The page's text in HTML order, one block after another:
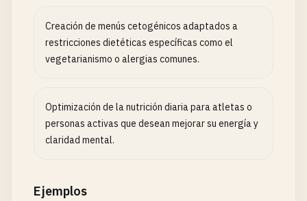
Creación de menús cetogénicos adaptados a
restricciones dietéticas específicas como el
vegetarianismo o alergias comunes.
Optimización de la nutrición diaria para atletas o
personas activas que desean mejorar su energía y
claridad mental.
Ejemplos